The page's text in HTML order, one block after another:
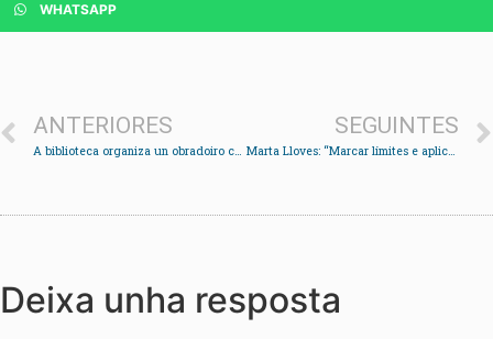
WHATSAPP
ANTERIORES
A biblioteca organiza un obradoiro con papel reciclado para participar no Artelixo
SEGUINTES
Marta Lloves: “Marcar límites e aplicar o sentido común son fundamentais no proceso de educar”
Deixa unha resposta